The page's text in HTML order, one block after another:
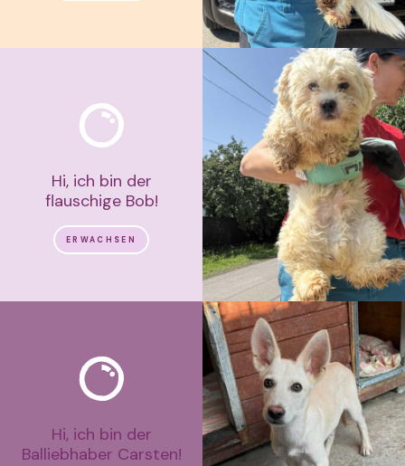
Hi, ich bin der
flauschige Bob!
ERWACHSEN
Hi, ich bin der
Balliebhaber Carsten!